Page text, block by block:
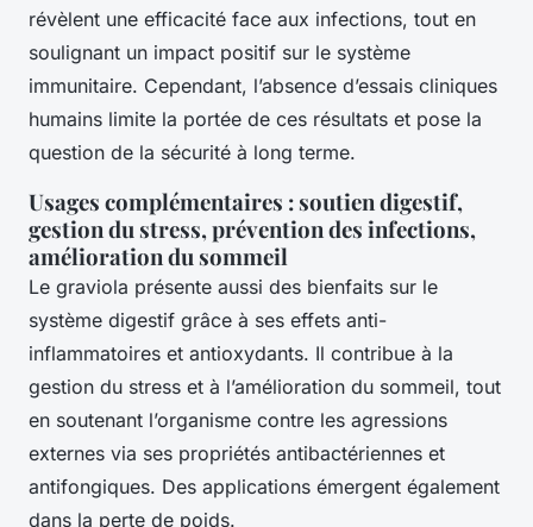
révèlent une efficacité face aux infections, tout en
soulignant un impact positif sur le système
immunitaire. Cependant, l’absence d’essais cliniques
humains limite la portée de ces résultats et pose la
question de la sécurité à long terme.
Usages complémentaires : soutien digestif,
gestion du stress, prévention des infections,
amélioration du sommeil
Le graviola présente aussi des bienfaits sur le
système digestif grâce à ses effets anti-
inflammatoires et antioxydants. Il contribue à la
gestion du stress et à l’amélioration du sommeil, tout
en soutenant l’organisme contre les agressions
externes via ses propriétés antibactériennes et
antifongiques. Des applications émergent également
dans la perte de poids.